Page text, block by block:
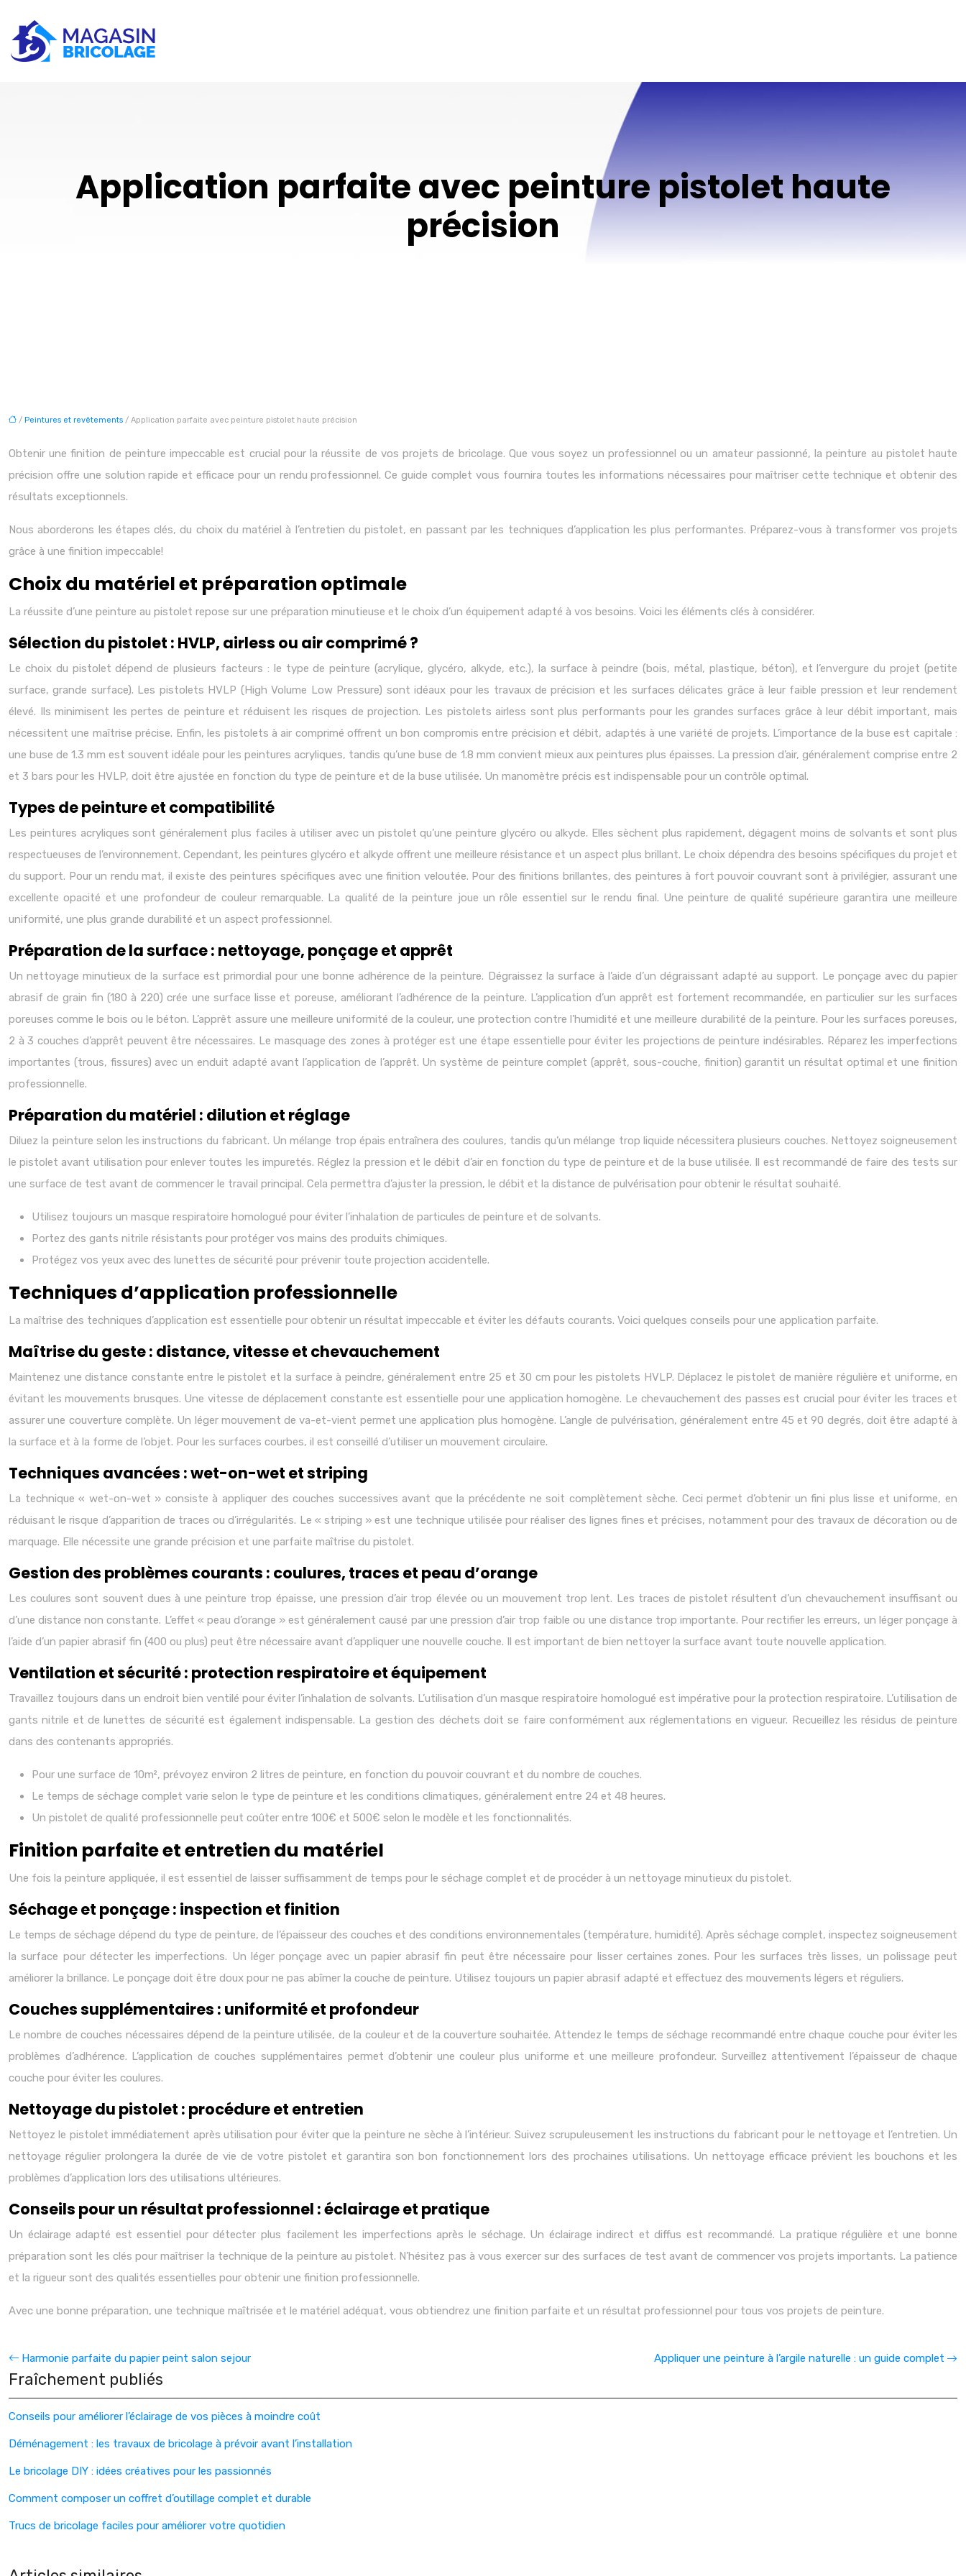
Application parfaite avec peinture pistolet haute
précision
/ Peintures et revêtements / Application parfaite avec peinture pistolet haute précision
Obtenir une finition de peinture impeccable est crucial pour la réussite de vos projets de bricolage. Que vous soyez un professionnel ou un amateur passionné, la peinture au pistolet haute
précision offre une solution rapide et efficace pour un rendu professionnel. Ce guide complet vous fournira toutes les informations nécessaires pour maîtriser cette technique et obtenir des
résultats exceptionnels.
Nous aborderons les étapes clés, du choix du matériel à l’entretien du pistolet, en passant par les techniques d’application les plus performantes. Préparez-vous à transformer vos projets
grâce à une finition impeccable!
Choix du matériel et préparation optimale
La réussite d’une peinture au pistolet repose sur une préparation minutieuse et le choix d’un équipement adapté à vos besoins. Voici les éléments clés à considérer.
Sélection du pistolet : HVLP, airless ou air comprimé ?
Le choix du pistolet dépend de plusieurs facteurs : le type de peinture (acrylique, glycéro, alkyde, etc.), la surface à peindre (bois, métal, plastique, béton), et l’envergure du projet (petite
surface, grande surface). Les pistolets HVLP (High Volume Low Pressure) sont idéaux pour les travaux de précision et les surfaces délicates grâce à leur faible pression et leur rendement
élevé. Ils minimisent les pertes de peinture et réduisent les risques de projection. Les pistolets airless sont plus performants pour les grandes surfaces grâce à leur débit important, mais
nécessitent une maîtrise précise. Enfin, les pistolets à air comprimé offrent un bon compromis entre précision et débit, adaptés à une variété de projets. L’importance de la buse est capitale :
une buse de 1.3 mm est souvent idéale pour les peintures acryliques, tandis qu’une buse de 1.8 mm convient mieux aux peintures plus épaisses. La pression d’air, généralement comprise entre 2
et 3 bars pour les HVLP, doit être ajustée en fonction du type de peinture et de la buse utilisée. Un manomètre précis est indispensable pour un contrôle optimal.
Types de peinture et compatibilité
Les peintures acryliques sont généralement plus faciles à utiliser avec un pistolet qu’une peinture glycéro ou alkyde. Elles sèchent plus rapidement, dégagent moins de solvants et sont plus
respectueuses de l’environnement. Cependant, les peintures glycéro et alkyde offrent une meilleure résistance et un aspect plus brillant. Le choix dépendra des besoins spécifiques du projet et
du support. Pour un rendu mat, il existe des peintures spécifiques avec une finition veloutée. Pour des finitions brillantes, des peintures à fort pouvoir couvrant sont à privilégier, assurant une
excellente opacité et une profondeur de couleur remarquable. La qualité de la peinture joue un rôle essentiel sur le rendu final. Une peinture de qualité supérieure garantira une meilleure
uniformité, une plus grande durabilité et un aspect professionnel.
Préparation de la surface : nettoyage, ponçage et apprêt
Un nettoyage minutieux de la surface est primordial pour une bonne adhérence de la peinture. Dégraissez la surface à l’aide d’un dégraissant adapté au support. Le ponçage avec du papier
abrasif de grain fin (180 à 220) crée une surface lisse et poreuse, améliorant l’adhérence de la peinture. L’application d’un apprêt est fortement recommandée, en particulier sur les surfaces
poreuses comme le bois ou le béton. L’apprêt assure une meilleure uniformité de la couleur, une protection contre l’humidité et une meilleure durabilité de la peinture. Pour les surfaces poreuses,
2 à 3 couches d’apprêt peuvent être nécessaires. Le masquage des zones à protéger est une étape essentielle pour éviter les projections de peinture indésirables. Réparez les imperfections
importantes (trous, fissures) avec un enduit adapté avant l’application de l’apprêt. Un système de peinture complet (apprêt, sous-couche, finition) garantit un résultat optimal et une finition
professionnelle.
Préparation du matériel : dilution et réglage
Diluez la peinture selon les instructions du fabricant. Un mélange trop épais entraînera des coulures, tandis qu’un mélange trop liquide nécessitera plusieurs couches. Nettoyez soigneusement
le pistolet avant utilisation pour enlever toutes les impuretés. Réglez la pression et le débit d’air en fonction du type de peinture et de la buse utilisée. Il est recommandé de faire des tests sur
une surface de test avant de commencer le travail principal. Cela permettra d’ajuster la pression, le débit et la distance de pulvérisation pour obtenir le résultat souhaité.
Utilisez toujours un masque respiratoire homologué pour éviter l’inhalation de particules de peinture et de solvants.
Portez des gants nitrile résistants pour protéger vos mains des produits chimiques.
Protégez vos yeux avec des lunettes de sécurité pour prévenir toute projection accidentelle.
Techniques d’application professionnelle
La maîtrise des techniques d’application est essentielle pour obtenir un résultat impeccable et éviter les défauts courants. Voici quelques conseils pour une application parfaite.
Maîtrise du geste : distance, vitesse et chevauchement
Maintenez une distance constante entre le pistolet et la surface à peindre, généralement entre 25 et 30 cm pour les pistolets HVLP. Déplacez le pistolet de manière régulière et uniforme, en
évitant les mouvements brusques. Une vitesse de déplacement constante est essentielle pour une application homogène. Le chevauchement des passes est crucial pour éviter les traces et
assurer une couverture complète. Un léger mouvement de va-et-vient permet une application plus homogène. L’angle de pulvérisation, généralement entre 45 et 90 degrés, doit être adapté à
la surface et à la forme de l’objet. Pour les surfaces courbes, il est conseillé d’utiliser un mouvement circulaire.
Techniques avancées : wet-on-wet et striping
La technique « wet-on-wet » consiste à appliquer des couches successives avant que la précédente ne soit complètement sèche. Ceci permet d’obtenir un fini plus lisse et uniforme, en
réduisant le risque d’apparition de traces ou d’irrégularités. Le « striping » est une technique utilisée pour réaliser des lignes fines et précises, notamment pour des travaux de décoration ou de
marquage. Elle nécessite une grande précision et une parfaite maîtrise du pistolet.
Gestion des problèmes courants : coulures, traces et peau d’orange
Les coulures sont souvent dues à une peinture trop épaisse, une pression d’air trop élevée ou un mouvement trop lent. Les traces de pistolet résultent d’un chevauchement insuffisant ou
d’une distance non constante. L’effet « peau d’orange » est généralement causé par une pression d’air trop faible ou une distance trop importante. Pour rectifier les erreurs, un léger ponçage à
l’aide d’un papier abrasif fin (400 ou plus) peut être nécessaire avant d’appliquer une nouvelle couche. Il est important de bien nettoyer la surface avant toute nouvelle application.
Ventilation et sécurité : protection respiratoire et équipement
Travaillez toujours dans un endroit bien ventilé pour éviter l’inhalation de solvants. L’utilisation d’un masque respiratoire homologué est impérative pour la protection respiratoire. L’utilisation de
gants nitrile et de lunettes de sécurité est également indispensable. La gestion des déchets doit se faire conformément aux réglementations en vigueur. Recueillez les résidus de peinture
dans des contenants appropriés.
Pour une surface de 10m², prévoyez environ 2 litres de peinture, en fonction du pouvoir couvrant et du nombre de couches.
Le temps de séchage complet varie selon le type de peinture et les conditions climatiques, généralement entre 24 et 48 heures.
Un pistolet de qualité professionnelle peut coûter entre 100€ et 500€ selon le modèle et les fonctionnalités.
Finition parfaite et entretien du matériel
Une fois la peinture appliquée, il est essentiel de laisser suffisamment de temps pour le séchage complet et de procéder à un nettoyage minutieux du pistolet.
Séchage et ponçage : inspection et finition
Le temps de séchage dépend du type de peinture, de l’épaisseur des couches et des conditions environnementales (température, humidité). Après séchage complet, inspectez soigneusement
la surface pour détecter les imperfections. Un léger ponçage avec un papier abrasif fin peut être nécessaire pour lisser certaines zones. Pour les surfaces très lisses, un polissage peut
améliorer la brillance. Le ponçage doit être doux pour ne pas abîmer la couche de peinture. Utilisez toujours un papier abrasif adapté et effectuez des mouvements légers et réguliers.
Couches supplémentaires : uniformité et profondeur
Le nombre de couches nécessaires dépend de la peinture utilisée, de la couleur et de la couverture souhaitée. Attendez le temps de séchage recommandé entre chaque couche pour éviter les
problèmes d’adhérence. L’application de couches supplémentaires permet d’obtenir une couleur plus uniforme et une meilleure profondeur. Surveillez attentivement l’épaisseur de chaque
couche pour éviter les coulures.
Nettoyage du pistolet : procédure et entretien
Nettoyez le pistolet immédiatement après utilisation pour éviter que la peinture ne sèche à l’intérieur. Suivez scrupuleusement les instructions du fabricant pour le nettoyage et l’entretien. Un
nettoyage régulier prolongera la durée de vie de votre pistolet et garantira son bon fonctionnement lors des prochaines utilisations. Un nettoyage efficace prévient les bouchons et les
problèmes d’application lors des utilisations ultérieures.
Conseils pour un résultat professionnel : éclairage et pratique
Un éclairage adapté est essentiel pour détecter plus facilement les imperfections après le séchage. Un éclairage indirect et diffus est recommandé. La pratique régulière et une bonne
préparation sont les clés pour maîtriser la technique de la peinture au pistolet. N’hésitez pas à vous exercer sur des surfaces de test avant de commencer vos projets importants. La patience
et la rigueur sont des qualités essentielles pour obtenir une finition professionnelle.
Avec une bonne préparation, une technique maîtrisée et le matériel adéquat, vous obtiendrez une finition parfaite et un résultat professionnel pour tous vos projets de peinture.
Harmonie parfaite du papier peint salon sejour Appliquer une peinture à l’argile naturelle : un guide complet
Fraîchement publiés
Conseils pour améliorer l’éclairage de vos pièces à moindre coût
Déménagement : les travaux de bricolage à prévoir avant l’installation
Le bricolage DIY : idées créatives pour les passionnés
Comment composer un coffret d’outillage complet et durable
Trucs de bricolage faciles pour améliorer votre quotidien